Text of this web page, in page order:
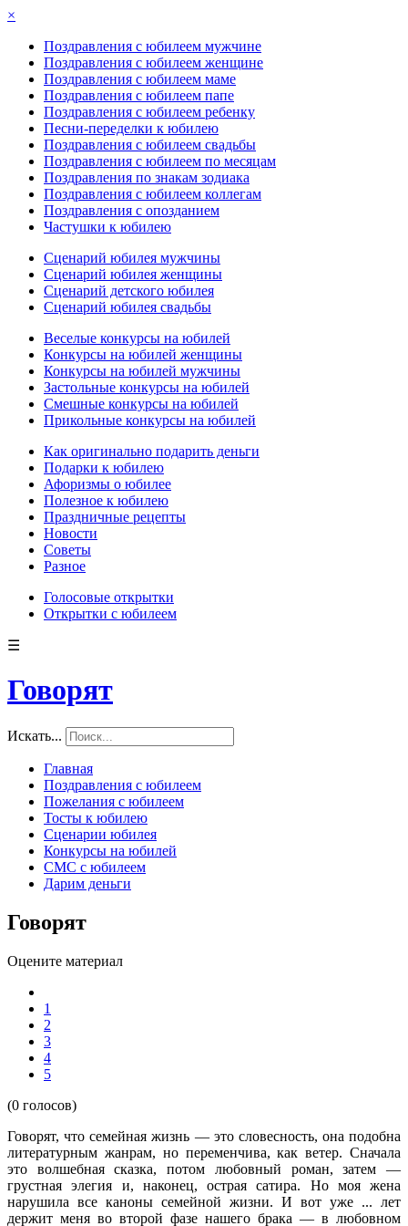
×
Поздравления с юбилеем мужчине
Поздравления с юбилеем женщине
Поздравления с юбилеем маме
Поздравления с юбилеем папе
Поздравления с юбилеем ребенку
Песни-переделки к юбилею
Поздравления с юбилеем свадьбы
Поздравления с юбилеем по месяцам
Поздравления по знакам зодиака
Поздравления с юбилеем коллегам
Поздравления с опозданием
Частушки к юбилею
Сценарий юбилея мужчины
Сценарий юбилея женщины
Сценарий детского юбилея
Сценарий юбилея свадьбы
Веселые конкурсы на юбилей
Конкурсы на юбилей женщины
Конкурсы на юбилей мужчины
Застольные конкурсы на юбилей
Смешные конкурсы на юбилей
Прикольные конкурсы на юбилей
Как оригинально подарить деньги
Подарки к юбилею
Афоризмы о юбилее
Полезное к юбилею
Праздничные рецепты
Новости
Советы
Разное
Голосовые открытки
Открытки с юбилеем
☰
Говорят
Искать...
Главная
Поздравления с юбилеем
Пожелания с юбилеем
Тосты к юбилею
Сценарии юбилея
Конкурсы на юбилей
СМС с юбилеем
Дарим деньги
Говорят
Оцените материал
1
2
3
4
5
(0 голосов)
Говорят, что семейная жизнь — это словесность, она подобна
литературным жанрам, но переменчива, как ветер. Сначала
это волшебная сказка, потом любовный роман, затем —
грустная элегия и, наконец, острая сатира. Но моя жена
нарушила все каноны семейной жизни. И вот уже ... лет
держит меня во второй фазе нашего брака — в любовном